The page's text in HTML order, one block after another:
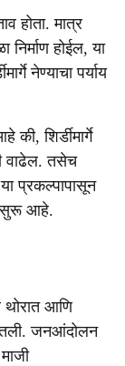
होता. मात्र
होईल, या
नेण्याचा पर्याय
शिर्डीमार्गे
वाढेल. तसेच
या प्रकल्पापासून
सुरू आहे.
थोरात आणि
जनआंदोलन